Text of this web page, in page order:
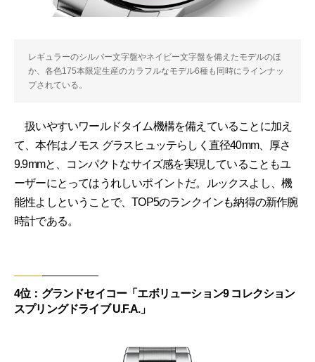
レギュラーのシルバー文字盤やネイビー文字盤を備えたモデルのほ
か、各色175本限定生産のカラフルなモデル6種も同時にラインナッ
プされている。
扱いやすいワールドタイム機構を備えていることに加え
て、本作はノモス グラスヒュッテらしく直径40mm、厚さ
9.9mmと、コンパクトなサイズ感を実現していることもユ
ーザーにとってはうれしいポイントだ。ルックスよし、機
能性よしということで、TOP5のランクインも納得の新作腕
時計である。
4位：グランドセイコー「エボリューション9 コレクション
スプリングドライブ U.F.A.」